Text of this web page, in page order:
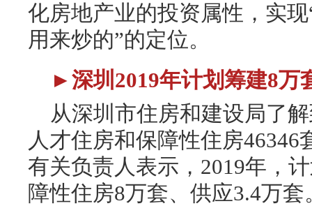
化房地产业的投资属性，实
用来炒的”的定位。
►深圳2019年计划筹建8万
从深圳市住房和建设局了
人才住房和保障性住房
有关负责人表示，2019年，
障性住房8万套、供应3.4万